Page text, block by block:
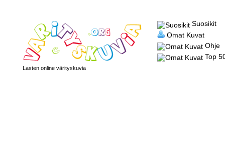
Lasten online värityskuvia
Suosikit
Omat Kuvat
Ohje
Top